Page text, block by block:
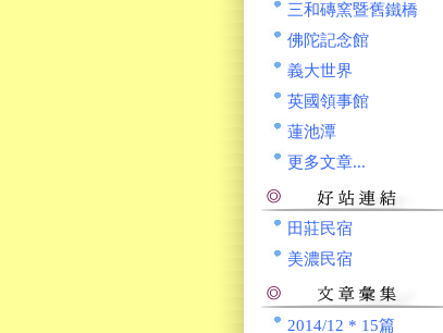
三和磚窯暨舊鐵橋
佛陀記念館
義大世界
英國領事館
蓮池潭
更多文章...
田莊民宿
美濃民宿
2014/12 * 15篇